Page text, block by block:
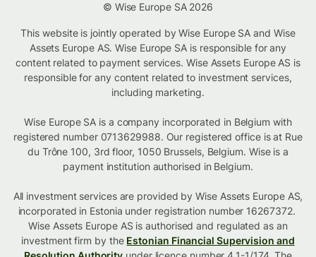
© Wise Europe SA 2026
This website is jointly operated by Wise Europe SA and Wise
Assets Europe AS. Wise Europe SA is responsible for any
content related to payment services. Wise Assets Europe AS is
responsible for any content related to investment services,
including marketing.
Wise Europe SA is a company incorporated in Belgium with
registered number 0713629988. Our registered office is at Rue
du Trône 100, 3rd floor, 1050 Brussels, Belgium. Wise is a
payment institution authorised in Belgium.
All investment services are provided by Wise Assets Europe AS,
incorporated in Estonia under registration number 16267372.
Wise Assets Europe AS is authorised and regulated as an
investment firm by the Estonian Financial Supervision and